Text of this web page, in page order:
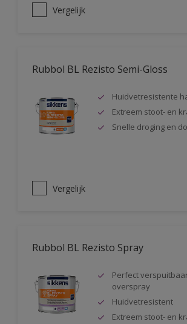
Vergelijk
Rubbol BL Rezisto Semi-Gloss
Huidvetresistente
Extreem stoot- en
Snelle droging en
Vergelijk
Rubbol BL Rezisto Spray
Perfect
overspray
Huidvetresistent
Extreem stoot- en